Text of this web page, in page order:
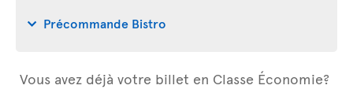
Précommande Bistro
Vous avez déjà votre billet en Classe Économie?